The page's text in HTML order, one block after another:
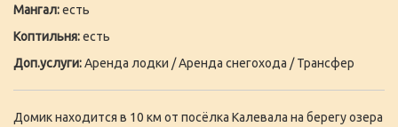
Мангал:есть
Коптильня:есть
Доп.услуги:Аренда лодки / Аренда снегохода / Трансфер
Домик находится в 10 км от посёлка Калевала на берегу озера